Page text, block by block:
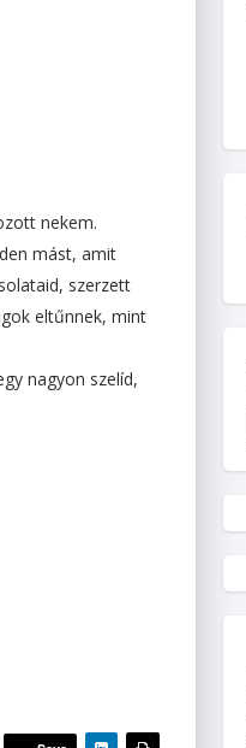
nekem.
mást, amit
szerzett
eltűnnek, mint
nagyon szelíd,